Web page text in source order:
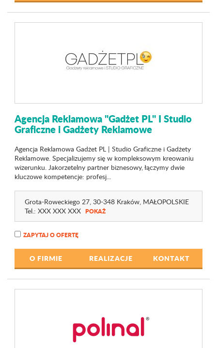
Agencja Reklamowa "Gadżet PL" I Studio
Graficzne i Gadżety Reklamowe
Agencja Reklamowa Gadżet PL | Studio Graficzne i Gadżety
Reklamowe. Specjalizujemy się w kompleksowym kreowaniu
wizerunku. Jakorzetelny partner biznesowy, łączymy dwie
kluczowe kompetencje: profesj...
Grota-Roweckiego 27, 30-348 Kraków, MAŁOPOLSKIE
Tel.: XXX XXX XXX POKAŻ
ZAPYTAJ O OFERTĘ
O FIRMIE REALIZACJE KONTAKT